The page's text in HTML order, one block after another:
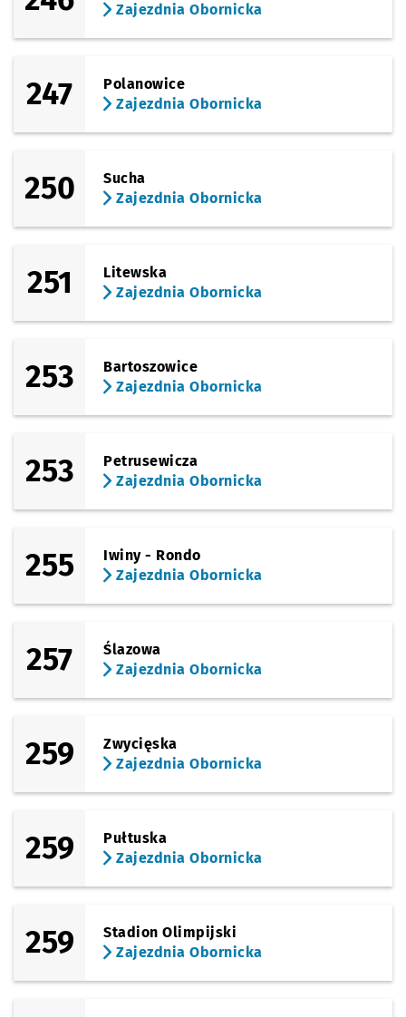
Zajezdnia Obornicka
247
Polanowice
Zajezdnia Obornicka
250
Sucha
Zajezdnia Obornicka
251
Litewska
Zajezdnia Obornicka
253
Bartoszowice
Zajezdnia Obornicka
253
Petrusewicza
Zajezdnia Obornicka
255
Iwiny - Rondo
Zajezdnia Obornicka
257
Ślazowa
Zajezdnia Obornicka
259
Zwycięska
Zajezdnia Obornicka
259
Pułtuska
Zajezdnia Obornicka
259
Stadion Olimpijski
Zajezdnia Obornicka